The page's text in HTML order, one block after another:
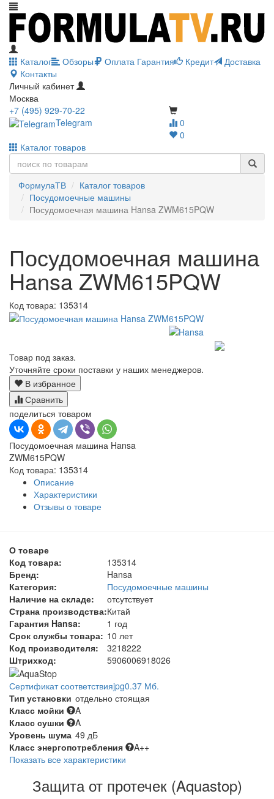
Каталог Обзоры Оплата Гарантия Кредит
Доставка
Контакты
Личный кабинет
Москва
0
0
+7 (495) 929-70-22
Telegram
Каталог товаров
ФормулаТВ
Каталог товаров
Посудомоечные машины
Посудомоечная машина Hansa ZWM615PQW
Посудомоечная машина
Hansa ZWM615PQW
Код товара: 135314
Товар под заказ.
Уточняйте сроки поставки у наших менеджеров.
В избранное
Сравнить
поделиться товаром
Посудомоечная машина Hansa
ZWM615PQW
Код товара: 135314
Описание
Характеристики
Отзывы о товаре
О товаре
Код товара:
135314
Бренд:
Hansa
Категория:
Посудомоечные машины
Наличие на складе:
отсутствует
Страна производства:Китай
Гарантия Hansa:
1 год
Срок службы товара: 10 лет
Код производителя:
3218222
Штрихкод:
5906006918026
Сертификат соответствияjpg0.37 Мб.
Тип установки отдельно стоящая
Класс мойки
A
Класс сушки
A
Уровень шума 49 дБ
Класс энергопотребления
A++
Показать все характеристики
Защита от протечек (Aquastop)